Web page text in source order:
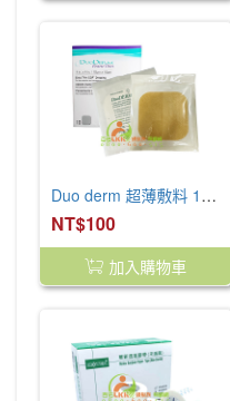
Duo derm 超薄敷料 10x10cm (1入)
NT$100
加入購物車